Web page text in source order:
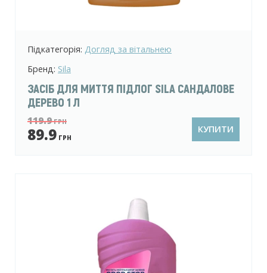
Підкатегорія: Догляд за вітальнею
Бренд: Sila
ЗАСІБ ДЛЯ МИТТЯ ПІДЛОГ SILA САНДАЛОВЕ
ДЕРЕВО 1 Л
119.9ГРН
89.9 ГРН
КУПИТИ